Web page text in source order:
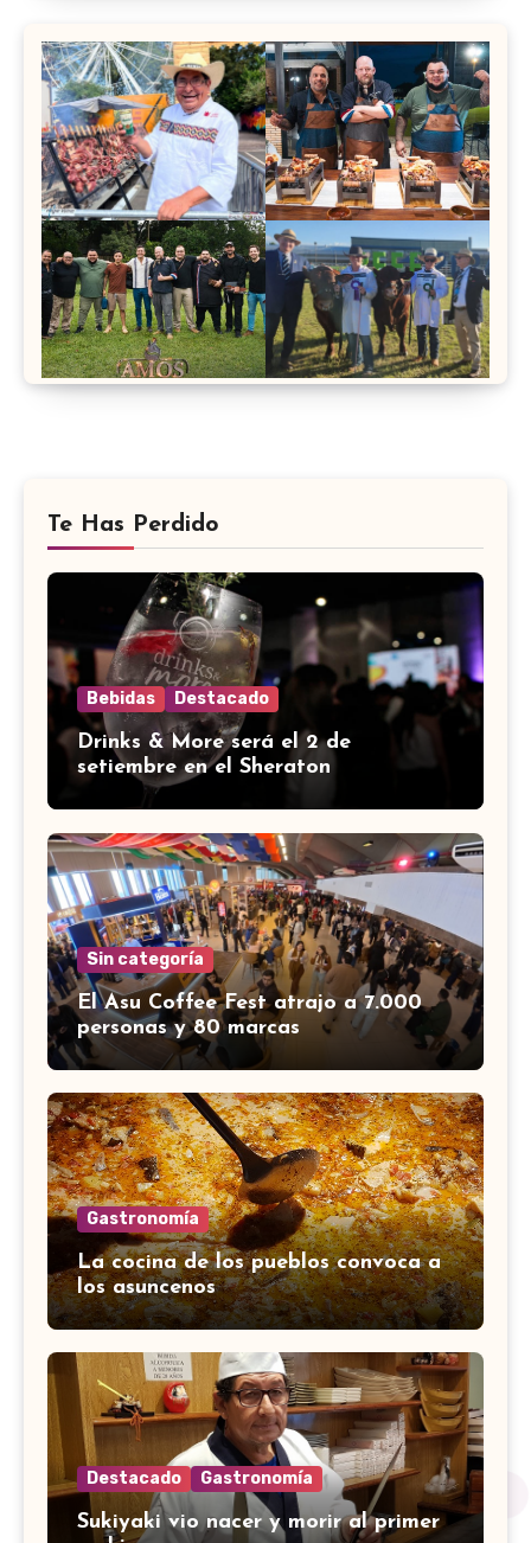
Te Has Perdido
Bebidas Destacado
Drinks & More será el 2 de
setiembre en el Sheraton
Sin categoría
El Asu Coffee Fest atrajo a 7.000
personas y 80 marcas
Gastronomía
La cocina de los pueblos convoca a
los asuncenos
Destacado Gastronomía
Sukiyaki vio nacer y morir al primer